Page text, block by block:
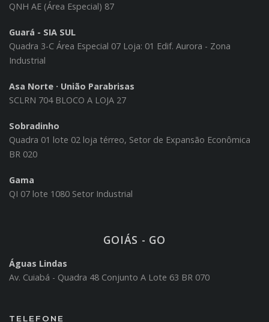
QNH AE (Área Especial) 87
Guará - SIA SUL
Quadra 3-C Área Especial 07 Loja: 01 Edif. Aurora - Zona
Industrial
Asa Norte · União Parabrisas
SCLRN 704 BLOCO A LOJA 27
Sobradinho
Quadra 01 lote 02 loja térreo, Setor de Expansão Econômica
BR 020
Gama
QI 07 lote 1080 Setor Industrial
GOIÁS - GO
Águas Lindas
Av. Cuiabá - Quadra 48 Conjunto A Lote 63 BR 070
TELEFONE